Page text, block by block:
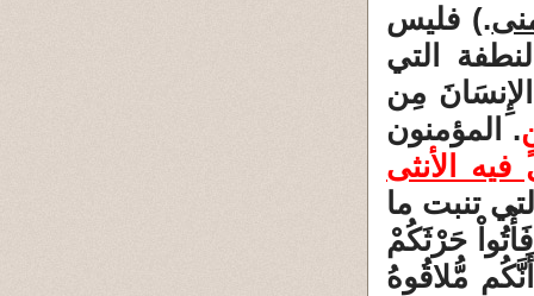
.) فليس
التي
مِن
. المؤمنون
فيه الأنثى
تنبت ما
حَرْثَكُمْ
مُّلاقُوهُ